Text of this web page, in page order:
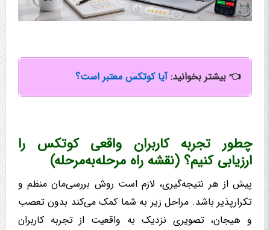
👈 بیشتر بخوانید:آیا کوتکس معتبر است؟
چطور تجربه کاربران واقعی کوتکس را
ارزیابی کنیم؟ (نقشه راه مرحله‌به‌مرحله)
پیش از هر نتیجه‌گیری، لازم است روش بررسی‌مان منظم و
تکرارپذیر باشد. مراحل زیر به شما کمک می‌کند بدون تعصب
و هیجان، تصویری نزدیک به واقعیت از تجربه کاربران